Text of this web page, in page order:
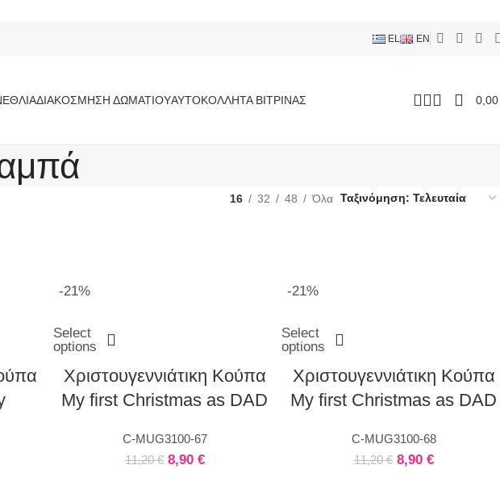
EL EN
ΔΙΑΚΌΣΜΗΣΗ ΔΩΜΑΤΊΟΥΑΥΤΟΚΌΛΛΗΤΑ ΒΙΤΡΊΝΑΣ
16 32 48 Όλα
-21%
Select
options
Χριστουγεννιάτικη Κούπα
My first Christmas as DAD
C-MUG3100-67
11,20€ 8,90 €
-21%
Select
options
Χριστουγεννιάτικη Κούπα
My first Christmas as DAD
C-MUG3100-68
11,20€ 8,90 €